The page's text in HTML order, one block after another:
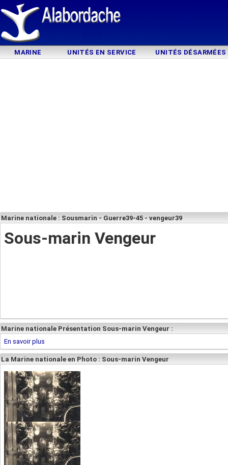
MARINE UNITÉS EN SERVICE UNITÉS DÉSARMÉES
Marine nationale : Sousmarin - Guerre39-45 - vengeur39
Sous-marin Vengeur
Marine nationale Présentation Sous-marin Vengeur :
En savoir plus
La Marine nationale en Photo : Sous-marin Vengeur